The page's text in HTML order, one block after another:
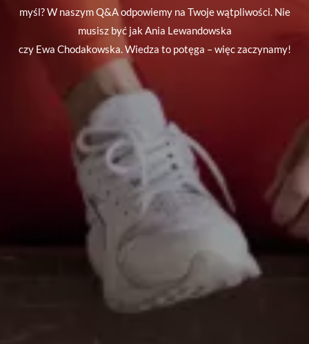
myśl? W naszym Q&A odpowiemy na Twoje wątpliwości. Nie
musisz być jak Ania Lewandowska
czy Ewa Chodakowska. Wiedza to potęga – więc zaczynamy!